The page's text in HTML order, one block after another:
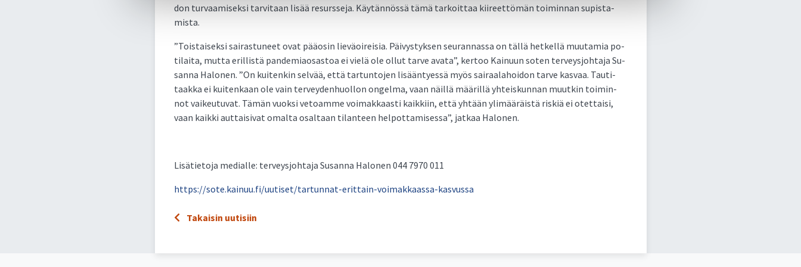
don tur­vaa­mi­sek­si tar­vi­taan li­sää re­surs­se­ja. Käy­tän­nös­sä tä­mä tar­koit­taa kii­reet­tö­män toi­min­nan su­pis­ta­
mis­ta.
”Tois­tai­sek­si sai­ras­tu­neet ovat pääo­sin lie­väoi­rei­sia. Päi­vys­tyk­sen seu­ran­nas­sa on täl­lä het­kel­lä muu­ta­mia po­
ti­lai­ta, mut­ta eril­lis­tä pan­de­miao­sas­toa ei vie­lä ole ol­lut tar­ve ava­ta”, ker­too Kai­nuun so­ten ter­veys­joh­ta­ja Su­
san­na Ha­lo­nen. ”On kui­ten­kin sel­vää, et­tä tar­tun­to­jen li­sään­tyes­sä myös sai­raa­la­hoi­don tar­ve kas­vaa. Tau­ti­
taak­ka ei kui­ten­kaan ole vain ter­vey­den­huol­lon on­gel­ma, vaan näil­lä mää­ril­lä yh­teis­kun­nan muut­kin toi­min­
not vai­keu­tu­vat. Tä­män vuok­si ve­toam­me voi­mak­kaas­ti kaik­kiin, et­tä yh­tään yli­mää­räis­tä ris­kiä ei otet­tai­si,
vaan kaik­ki aut­tai­si­vat omal­ta osal­taan ti­lan­teen hel­pot­ta­mi­ses­sa”, jat­kaa Ha­lo­nen.
Li­sä­tie­to­ja me­dial­le: ter­veys­joh­ta­ja Su­san­na Ha­lo­nen 044 7970 011
https://sote.kainuu.fi/uutiset/tartunnat-erittain-voimakkaassa-kasvussa
Takaisin uutisiin